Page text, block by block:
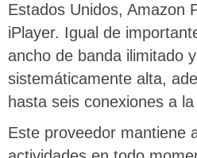
Estados Unidos, Amazon
iPlayer. Igual de
ancho de banda ilimitado
sistemáticamente alta,
hasta seis conexiones a la
Este proveedor mantiene